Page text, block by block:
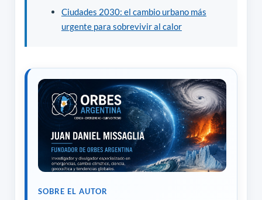
Ciudades 2030: el cambio urbano más
urgente para sobrevivir al calor
SOBRE EL AUTOR